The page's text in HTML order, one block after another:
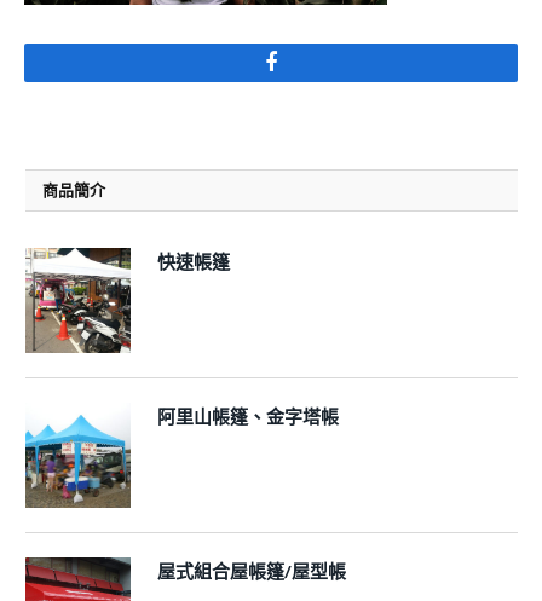
Facebook
商品簡介
快速帳篷
阿里山帳篷、金字塔帳
屋式組合屋帳篷/屋型帳